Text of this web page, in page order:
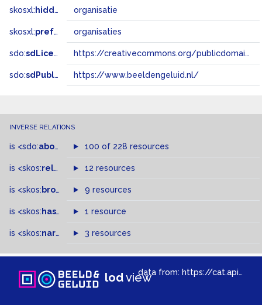
skosxl: hiddenLabel organisatie
skosxl:prefLabel organisaties
sdo:sdLicense https://creativecommons.org/publicdomain/zero/1.0/
sdo:sdPublisher https://www.beeldengeluid.nl/
INVERSE RELATIONS
is <sdo:about of 100 of 228 resources
is <skos:related > of
12 resources
is <skos: broader > of
9 resources
is <skos: hasTopConcept >of
1 resource
is <skos:narrowMatch >of
3 resources
lodviewdata from: https://cat.apis.beeldengeluid.nl/sparql